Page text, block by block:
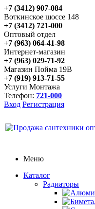
+7 (3412) 907-084
Воткинское шоссе 148
+7 (3412) 721-000
Оптовый отдел
+7 (963) 064-41-98
Интернет-магазин
+7 (963) 029-71-92
Магазин Пойма 19В
+7 (919) 913-71-55
Услуги Монтажа
Телефон: 721-000
Вход Регистрация
Меню
Каталог
Радиаторы